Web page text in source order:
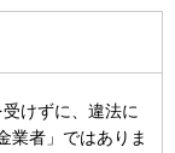
けずに、違法に
業者」ではありま